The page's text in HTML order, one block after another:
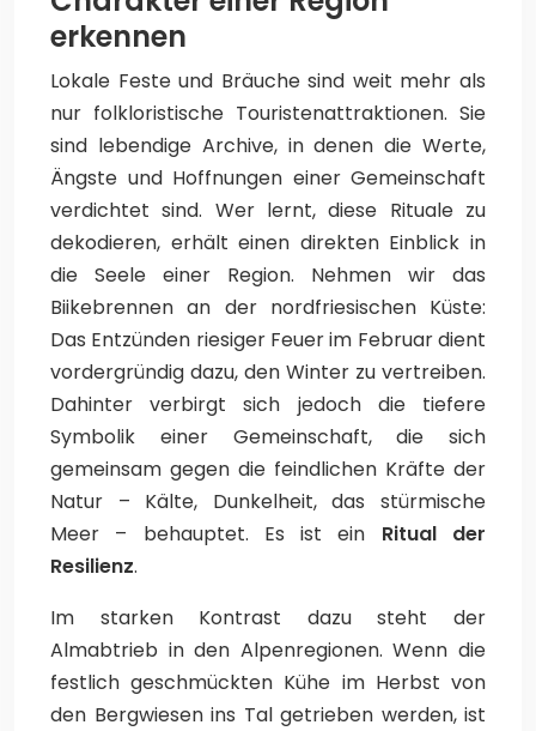
erkennen
Lokale Feste und Bräuche sind weit mehr als
nur folkloristische Touristenattraktionen. Sie
sind lebendige Archive, in denen die Werte,
Ängste und Hoffnungen einer Gemeinschaft
verdichtet sind. Wer lernt, diese Rituale zu
dekodieren, erhält einen direkten Einblick in
die Seele einer Region. Nehmen wir das
Biikebrennen an der nordfriesischen Küste:
Das Entzünden riesiger Feuer im Februar dient
vordergründig dazu, den Winter zu vertreiben.
Dahinter verbirgt sich jedoch die tiefere
Symbolik einer Gemeinschaft, die sich
gemeinsam gegen die feindlichen Kräfte der
Natur – Kälte, Dunkelheit, das stürmische
Meer – behauptet. Es ist ein Ritual der
Resilienz.
Im starken Kontrast dazu steht der
Almabtrieb in den Alpenregionen. Wenn die
festlich geschmückten Kühe im Herbst von
den Bergwiesen ins Tal getrieben werden, ist